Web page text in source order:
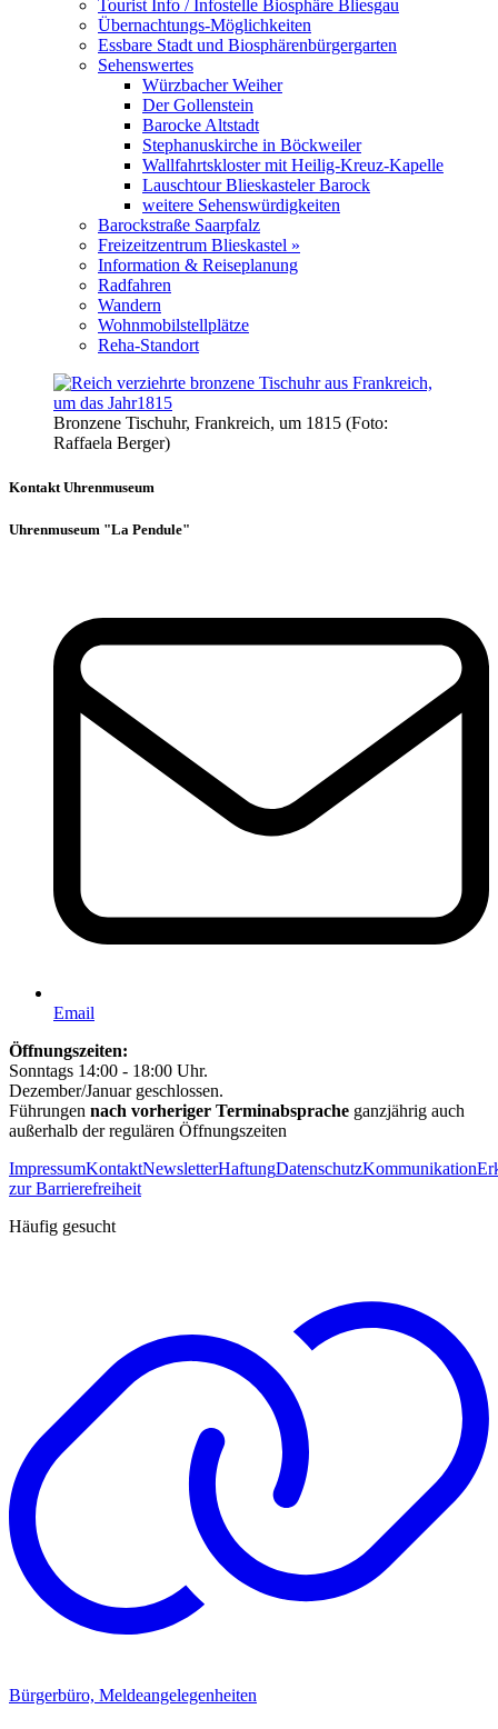
Tourist Info / Infostelle Biosphäre Bliesgau
Übernachtungs-Möglichkeiten
Essbare Stadt und Biosphärenbürgergarten
Sehenswertes
Würzbacher Weiher
Der Gollenstein
Barocke Altstadt
Stephanuskirche in Böckweiler
Wallfahrtskloster mit Heilig-Kreuz-Kapelle
Lauschtour Blieskasteler Barock
weitere Sehenswürdigkeiten
Barockstraße Saarpfalz
Freizeitzentrum Blieskastel »
Information & Reiseplanung
Radfahren
Wandern
Wohnmobilstellplätze
Reha-Standort
Bronzene Tischuhr, Frankreich, um 1815 (Foto:
Raffaela Berger)
Kontakt Uhrenmuseum
Uhrenmuseum "La Pendule"
Email
Öffnungszeiten:
Sonntags 14:00 - 18:00 Uhr.
Dezember/Januar geschlossen.
Führungen nach vorheriger Terminabsprache ganzjährig auch
außerhalb der regulären Öffnungszeiten
ImpressumKontaktNewsletterHaftungDatenschutzKommunikation
zur Barrierefreiheit
Häufig gesucht
Bürgerbüro, Meldeangelegenheiten